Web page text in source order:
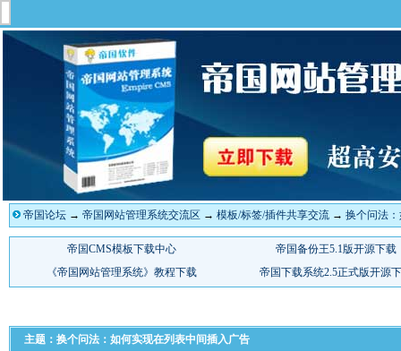
帝国论坛 → 帝国网站管理系统交流区 → 模板/标签/插件共享交流 → 换个问法
主题：换个问法：如何实现在列表中间插入广告